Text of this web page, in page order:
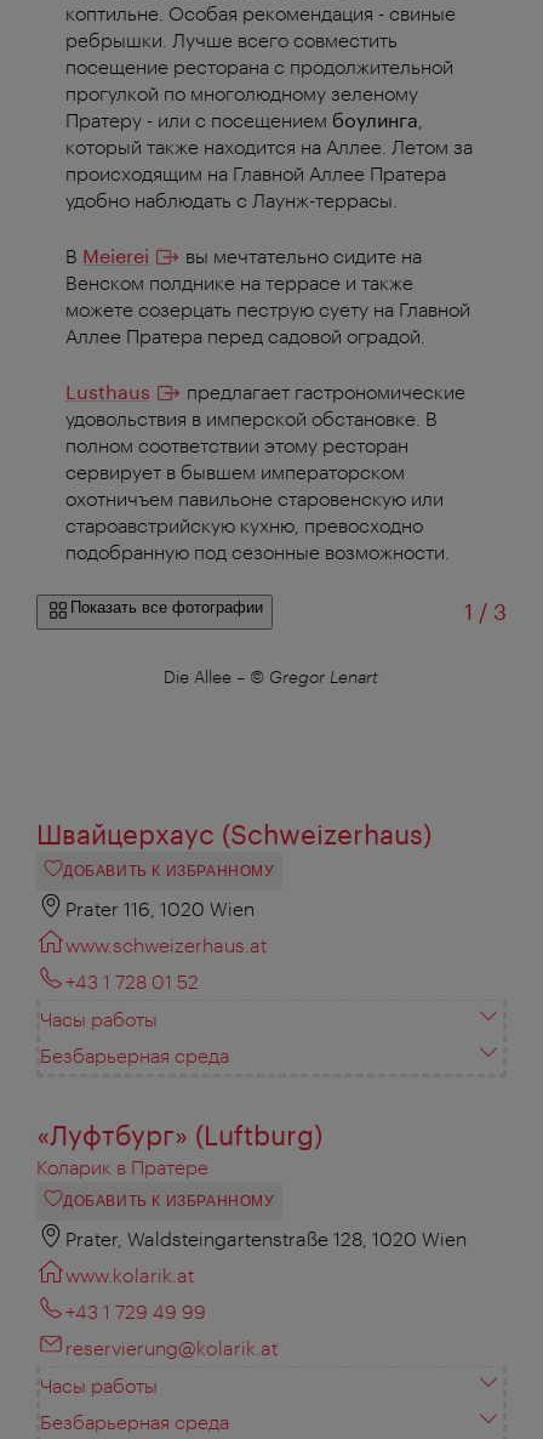
коптильне. Особая рекомендация - свиные
ребрышки. Лучше всего совместить
посещение ресторана с продолжительной
прогулкой по многолюдному зеленому
Пратеру - или с посещением боулинга
который также находится на Аллее. Летом за
происходящим на Главной Аллее Пратера
удобно наблюдать с Лаунж-террасы.
В Meierei
вы мечтательно сидите на
Венском полднике на террасе и также
можете созерцать пеструю суету на Главной
Аллее Пратера перед садовой оградой.
Lusthaus
предлагает гастрономические
удовольствия в имперской обстановке. В
полном соответствии этому ресторан
сервирует в бывшем императорском
охотничъем павильоне старовенскую или
староавстрийскую кухню, превосходно
подобранную под сезонные возможности.
Показать все фотографии 1 /из
3
Die Allee – © Gregor Lenart
Швайцерхаус (Schweizerhaus)
ДОБАВИТЬ К ИЗБРАННОМУ
Prater 116, 1020 Wien
www.schweizerhaus.at
+43 1 728 01 52
Часы работы
Безбарьерная среда
«Луфтбург» (Luftburg)
Коларик в Пратере
ДОБАВИТЬ К ИЗБРАННОМУ
Prater, Waldsteingartenstraße 128, 1020 Wien
www.kolarik.at
+43 1 729 49 99
reservierung@kolarik.at
Часы работы
Безбарьерная среда